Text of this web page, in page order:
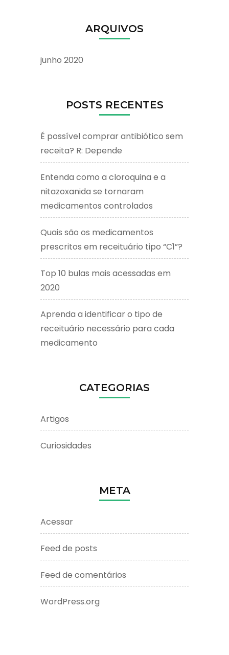
ARQUIVOS
junho 2020
POSTS RECENTES
É possível comprar antibiótico sem
receita? R: Depende
Entenda como a cloroquina e a
nitazoxanida se tornaram
medicamentos controlados
Quais são os medicamentos
prescritos em receituário tipo “C1”?
Top 10 bulas mais acessadas em
2020
Aprenda a identificar o tipo de
receituário necessário para cada
medicamento
CATEGORIAS
Artigos
Curiosidades
META
Acessar
Feed de posts
Feed de comentários
WordPress.org